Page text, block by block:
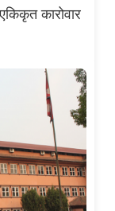
कारोवार